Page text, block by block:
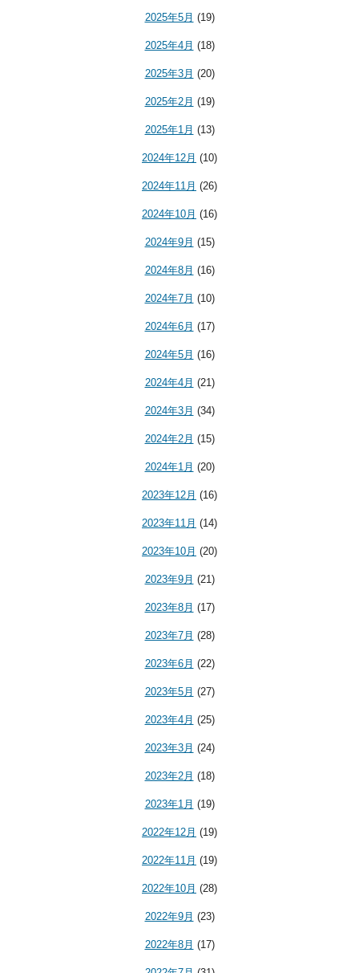
2025年5月 (19)
2025年4月 (18)
2025年3月 (20)
2025年2月 (19)
2025年1月 (13)
2024年12月 (10)
2024年11月 (26)
2024年10月 (16)
2024年9月 (15)
2024年8月 (16)
2024年7月 (10)
2024年6月 (17)
2024年5月 (16)
2024年4月 (21)
2024年3月 (34)
2024年2月 (15)
2024年1月 (20)
2023年12月 (16)
2023年11月 (14)
2023年10月 (20)
2023年9月 (21)
2023年8月 (17)
2023年7月 (28)
2023年6月 (22)
2023年5月 (27)
2023年4月 (25)
2023年3月 (24)
2023年2月 (18)
2023年1月 (19)
2022年12月 (19)
2022年11月 (19)
2022年10月 (28)
2022年9月 (23)
2022年8月 (17)